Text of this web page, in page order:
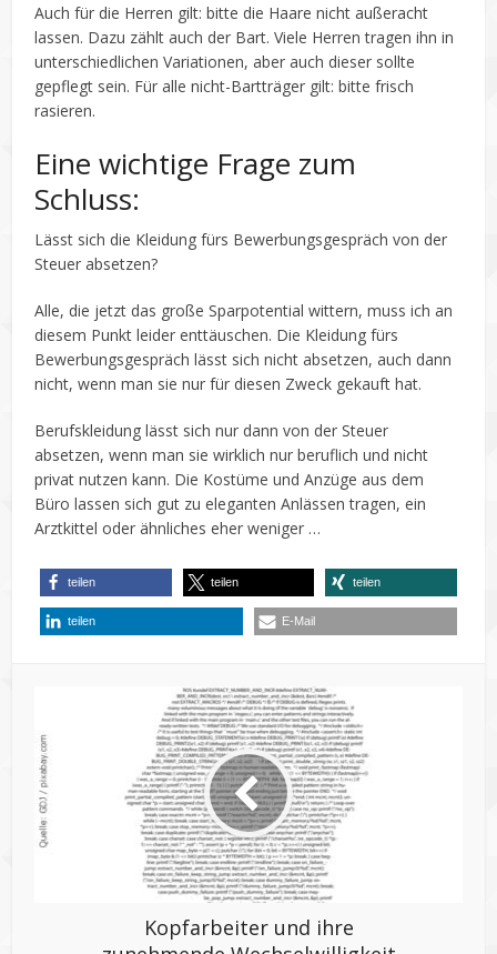
Auch für die Herren gilt: bitte die Haare nicht außeracht
lassen. Dazu zählt auch der Bart. Viele Herren tragen ihn in
unterschiedlichen Variationen, aber auch dieser sollte
gepflegt sein. Für alle nicht-Bartträger gilt: bitte frisch
rasieren.
Eine wichtige Frage zum
Schluss:
Lässt sich die Kleidung fürs Bewerbungsgespräch von der
Steuer absetzen?
Alle, die jetzt das große Sparpotential wittern, muss ich an
diesem Punkt leider enttäuschen. Die Kleidung fürs
Bewerbungsgespräch lässt sich nicht absetzen, auch dann
nicht, wenn man sie nur für diesen Zweck gekauft hat.
Berufskleidung lässt sich nur dann von der Steuer
absetzen, wenn man sie wirklich nur beruflich und nicht
privat nutzen kann. Die Kostüme und Anzüge aus dem
Büro lassen sich gut zu eleganten Anlässen tragen, ein
Arztkittel oder ähnliches eher weniger …
teilen teilen teilen
teilen E-Mail
Kopfarbeiter und ihre